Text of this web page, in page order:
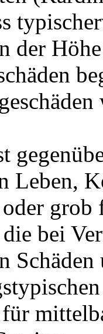
der
Leben,
grob
bei